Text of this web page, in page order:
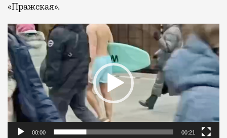
«Пражская».
Видеоплеер
00:00 00:21